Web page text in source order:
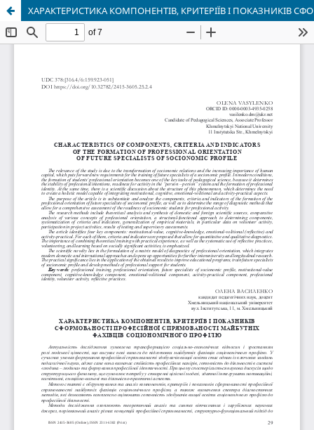
ХАРАКТЕРИСТИКА КОМПОНЕНТІВ, КРИТЕРІЇВ І ПОКАЗНИКІВ